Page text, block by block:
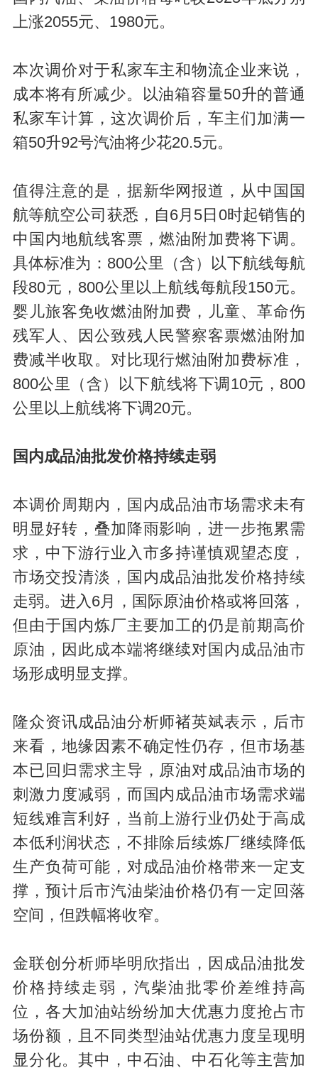
上涨2055元、1980元。
本次调价对于私家车主和物流企业来说，
成本将有所减少。以油箱容量50升的普通
私家车计算，这次调价后，车主们加满一
箱50升92号汽油将少花20.5元。
值得注意的是，据新华网报道，从中国国
航等航空公司获悉，自6月5日0时起销售的
中国内地航线客票，燃油附加费将下调。
具体标准为：800公里（含）以下航线每航
段80元，800公里以上航线每航段150元。
婴儿旅客免收燃油附加费，儿童、革命伤
残军人、因公致残人民警察客票燃油附加
费减半收取。对比现行燃油附加费标准，
800公里（含）以下航线将下调10元，800
公里以上航线将下调20元。
国内成品油批发价格持续走弱
本调价周期内，国内成品油市场需求未有
明显好转，叠加降雨影响，进一步拖累需
求，中下游行业入市多持谨慎观望态度，
市场交投清淡，国内成品油批发价格持续
走弱。进入6月，国际原油价格或将回落，
但由于国内炼厂主要加工的仍是前期高价
原油，因此成本端将继续对国内成品油市
场形成明显支撑。
隆众资讯成品油分析师褚英斌表示，后市
来看，地缘因素不确定性仍存，但市场基
本已回归需求主导，原油对成品油市场的
刺激力度减弱，而国内成品油市场需求端
短线难言利好，当前上游行业仍处于高成
本低利润状态，不排除后续炼厂继续降低
生产负荷可能，对成品油价格带来一定支
撑，预计后市汽油柴油价格仍有一定回落
空间，但跌幅将收窄。
金联创分析师毕明欣指出，因成品油批发
价格持续走弱，汽柴油批零价差维持高
位，各大加油站纷纷加大优惠力度抢占市
场份额，且不同类型油站优惠力度呈现明
显分化。其中，中石油、中石化等主营加